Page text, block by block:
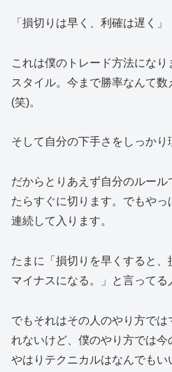
「損切りは早く、利確は遅く」
これは僕のトレード方法にな
スタイル。今まで勝率なんて
(笑)。
そして自分の下手さをしっかり
だからとりあえず自分のルー
たらすぐに切ります。でもや
連続して入ります。
たまに「損切りを早くすると
マイナスになる。」と言ってる
でもそれはその人のやり方で
れないけど、僕のやり方では今
やはりテクニカルはなんでも